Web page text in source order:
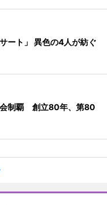
ート」 異色の4人が紡ぐ
会制覇 創立80年、第80